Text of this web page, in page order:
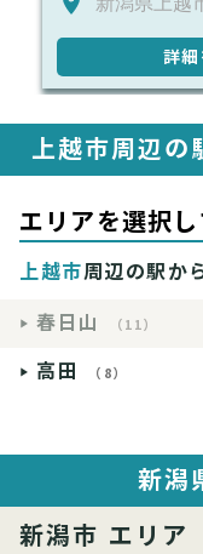
詳細
上越市周辺の
エリアを選択
上越市周辺の駅か
春日山
（11）
高田 （8）
新潟
新潟市 エリア